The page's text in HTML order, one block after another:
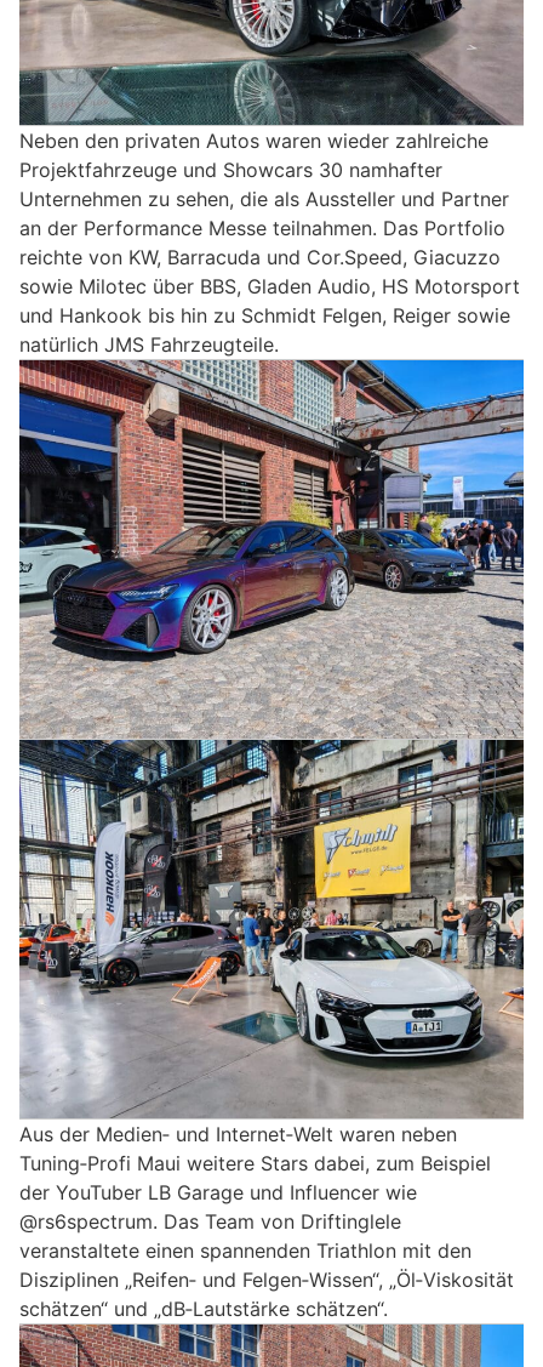
Neben den privaten Autos waren wieder zahlreiche
Projektfahrzeuge und Showcars 30 namhafter
Unternehmen zu sehen, die als Aussteller und Partner
an der Performance Messe teilnahmen. Das Portfolio
reichte von KW, Barracuda und Cor.Speed, Giacuzzo
sowie Milotec über BBS, Gladen Audio, HS Motorsport
und Hankook bis hin zu Schmidt Felgen, Reiger sowie
natürlich JMS Fahrzeugteile.
Aus der Medien‑ und Internet‑Welt waren neben
Tuning‑Profi Maui weitere Stars dabei, zum Beispiel
der YouTuber LB Garage und Influencer wie
@rs6spectrum. Das Team von Driftinglele
veranstaltete einen spannenden Triathlon mit den
Disziplinen „Reifen‑ und Felgen‑Wissen“, „Öl‑Viskosität
schätzen“ und „dB‑Lautstärke schätzen“.